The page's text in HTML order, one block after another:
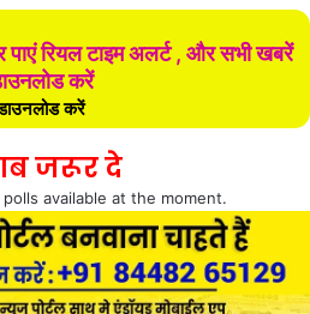
रियल टाइम अलर्ट , और सभी खबरें
करें
करें
जरूर दे
available at the moment.